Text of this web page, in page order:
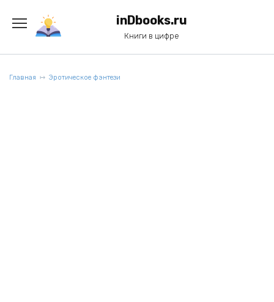
содержанию
inDbooks.ru
Книги в цифре
Главная Эротическое фэнтези